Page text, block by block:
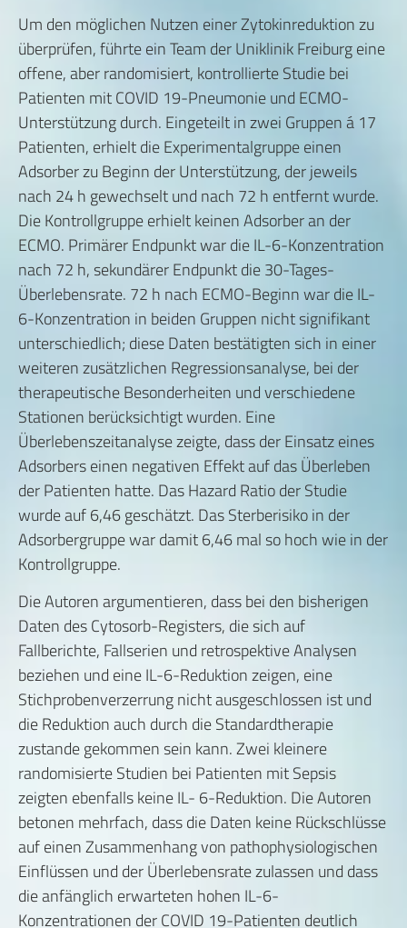
Um den möglichen Nutzen einer Zytokinreduktion zu
überprüfen, führte ein Team der Uniklinik Freiburg eine
offene, aber randomisiert, kontrollierte Studie bei
Patienten mit COVID 19-Pneumonie und ECMO-
Unterstützung durch. Eingeteilt in zwei Gruppen á 17
Patienten, erhielt die Experimentalgruppe einen
Adsorber zu Beginn der Unterstützung, der jeweils
nach 24 h gewechselt und nach 72 h entfernt wurde.
Die Kontrollgruppe erhielt keinen Adsorber an der
ECMO. Primärer Endpunkt war die IL-6-Konzentration
nach 72 h, sekundärer Endpunkt die 30-Tages-
Überlebensrate. 72 h nach ECMO-Beginn war die IL-
6-Konzentration in beiden Gruppen nicht signifikant
unterschiedlich; diese Daten bestätigten sich in einer
weiteren zusätzlichen Regressionsanalyse, bei der
therapeutische Besonderheiten und verschiedene
Stationen berücksichtigt wurden. Eine
Überlebenszeitanalyse zeigte, dass der Einsatz eines
Adsorbers einen negativen Effekt auf das Überleben
der Patienten hatte. Das Hazard Ratio der Studie
wurde auf 6,46 geschätzt. Das Sterberisiko in der
Adsorbergruppe war damit 6,46 mal so hoch wie in der
Kontrollgruppe.
Die Autoren argumentieren, dass bei den bisherigen
Daten des Cytosorb-Registers, die sich auf
Fallberichte, Fallserien und retrospektive Analysen
beziehen und eine IL-6-Reduktion zeigen, eine
Stichprobenverzerrung nicht ausgeschlossen ist und
die Reduktion auch durch die Standardtherapie
zustande gekommen sein kann. Zwei kleinere
randomisierte Studien bei Patienten mit Sepsis
zeigten ebenfalls keine IL- 6-Reduktion. Die Autoren
betonen mehrfach, dass die Daten keine Rückschlüsse
auf einen Zusammenhang von pathophysiologischen
Einflüssen und der Überlebensrate zulassen und dass
die anfänglich erwarteten hohen IL-6-
Konzentrationen der COVID 19-Patienten deutlich